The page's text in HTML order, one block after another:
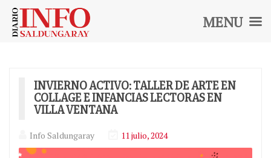
SALDUNGARAY
INVIERNO ACTIVO: TALLER DE ARTE EN
COLLAGE E INFANCIAS LECTORAS EN
VILLA VENTANA
Info Saldungaray 11 julio, 2024
MENU